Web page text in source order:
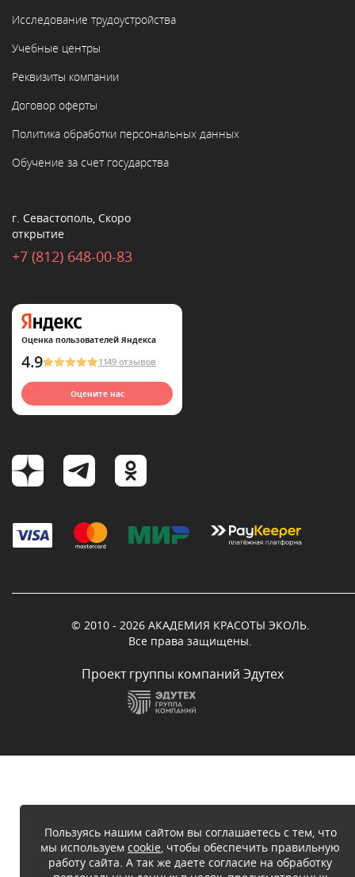
Исследование трудоустройства
Учебные центры
Реквизиты компании
Договор оферты
Политика обработки персональных данных
Обучение за счет государства
г. Севастополь, Скоро
открытие
+7 (812) 648-00-83
Оценка пользователей Яндекса
4.9 1149 отзывов
Оцените нас
© 2010 - 2026 АКАДЕМИЯ КРАСОТЫ ЭКОЛЬ.
Все права защищены.
Проект группы компаний Эдутех
Пользуясь нашим сайтом вы соглашаетесь с тем, что
мы используем cookie, чтобы обеспечить правильную
работу сайта. А так же даете согласие на обработку